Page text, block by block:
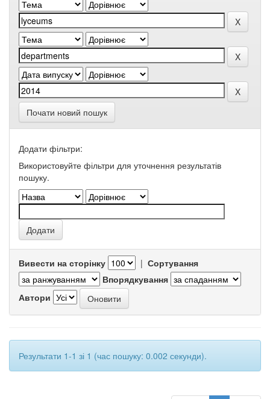
Почати новий пошук
Додати фільтри:
Використовуйте фільтри для уточнення результатів
пошуку.
Вивести на сторінку | Сортування
Впорядкування
Автори
Результати 1-1 зі 1 (час пошуку: 0.002 секунди).